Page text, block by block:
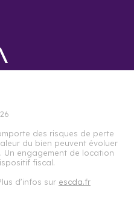
des risques de perte
du bien peuvent évoluer
Un engagement de location
fiscal.
d’infos sur escda.fr